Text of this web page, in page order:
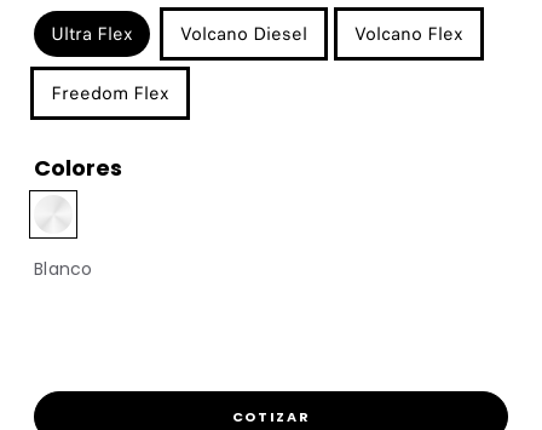
Ultra Flex Volcano Diesel Volcano Flex
Freedom Flex
Colores
Blanco
COTIZAR